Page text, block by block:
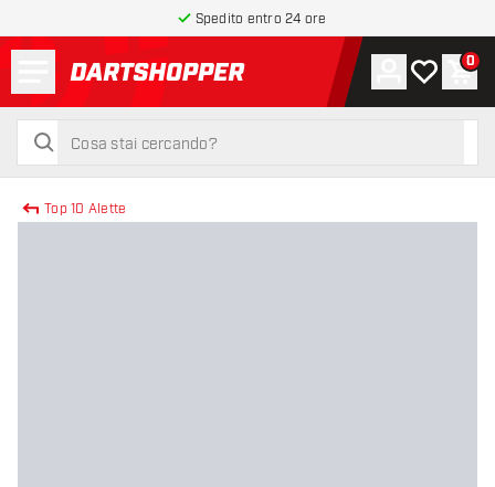
Spedito entro 24 ore
torna alla home page
cerca
cerca
Account
La mia0
Top 10 Alette